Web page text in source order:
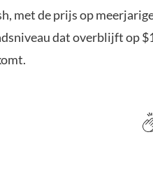
met de prijs op
dat overblijft op